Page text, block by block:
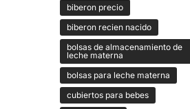
biberon precio
biberon recien nacido
bolsas de almacenamiento de
leche materna
bolsas para leche materna
cubiertos para bebes